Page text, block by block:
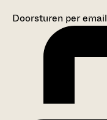
Doorsturen per email